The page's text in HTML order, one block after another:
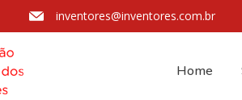
inventores@inventores.com.br
Home